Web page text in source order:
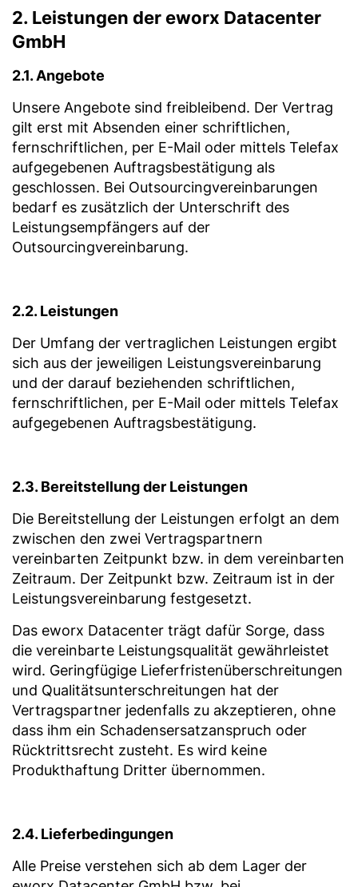
2. Leistungen der eworx Datacenter
GmbH
2.1. Angebote
Unsere Angebote sind freibleibend. Der Vertrag
gilt erst mit Absenden einer schriftlichen,
fernschriftlichen, per E-Mail oder mittels Telefax
aufgegebenen Auftragsbestätigung als
geschlossen. Bei Outsourcingvereinbarungen
bedarf es zusätzlich der Unterschrift des
Leistungsempfängers auf der
Outsourcingvereinbarung.
2.2. Leistungen
Der Umfang der vertraglichen Leistungen ergibt
sich aus der jeweiligen Leistungsvereinbarung
und der darauf beziehenden schriftlichen,
fernschriftlichen, per E-Mail oder mittels Telefax
aufgegebenen Auftragsbestätigung.
2.3. Bereitstellung der Leistungen
Die Bereitstellung der Leistungen erfolgt an dem
zwischen den zwei Vertragspartnern
vereinbarten Zeitpunkt bzw. in dem vereinbarten
Zeitraum. Der Zeitpunkt bzw. Zeitraum ist in der
Leistungsvereinbarung festgesetzt.
Das eworx Datacenter trägt dafür Sorge, dass
die vereinbarte Leistungsqualität gewährleistet
wird. Geringfügige Lieferfristenüberschreitungen
und Qualitätsunterschreitungen hat der
Vertragspartner jedenfalls zu akzeptieren, ohne
dass ihm ein Schadensersatzanspruch oder
Rücktrittsrecht zusteht. Es wird keine
Produkthaftung Dritter übernommen.
2.4. Lieferbedingungen
Alle Preise verstehen sich ab dem Lager der